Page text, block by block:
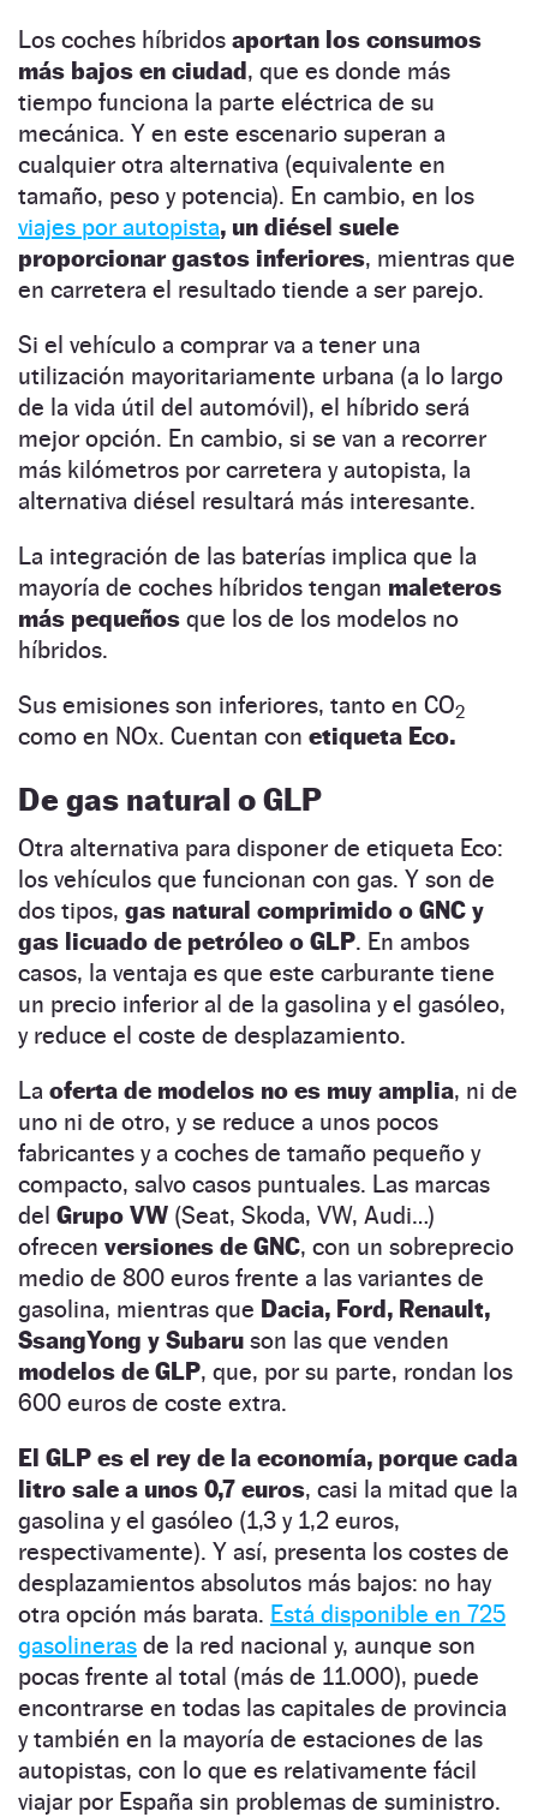
Los coches híbridos aportan los consumos
más bajos en ciudad, que es donde más
tiempo funciona la parte eléctrica de su
mecánica. Y en este escenario superan a
cualquier otra alternativa (equivalente en
tamaño, peso y potencia). En cambio, en los
viajes por autopista, un diésel suele
proporcionar gastos inferiores, mientras que
en carretera el resultado tiende a ser parejo.
Si el vehículo a comprar va a tener una
utilización mayoritariamente urbana (a lo largo
de la vida útil del automóvil), el híbrido será
mejor opción. En cambio, si se van a recorrer
más kilómetros por carretera y autopista, la
alternativa diésel resultará más interesante.
La integración de las baterías implica que la
mayoría de coches híbridos tengan maleteros
más pequeños que los de los modelos no
híbridos.
Sus emisiones son inferiores, tanto en CO2
como en NOx. Cuentan con etiqueta Eco.
De gas natural o GLP
Otra alternativa para disponer de etiqueta Eco:
los vehículos que funcionan con gas. Y son de
dos tipos, gas natural comprimido o GNC y
gas licuado de petróleo o GLP. En ambos
casos, la ventaja es que este carburante tiene
un precio inferior al de la gasolina y el gasóleo,
y reduce el coste de desplazamiento.
La oferta de modelos no es muy amplia, ni de
uno ni de otro, y se reduce a unos pocos
fabricantes y a coches de tamaño pequeño y
compacto, salvo casos puntuales. Las marcas
del Grupo VW (Seat, Skoda, VW, Audi…)
ofrecen versiones de GNC, con un sobreprecio
medio de 800 euros frente a las variantes de
gasolina, mientras que Dacia, Ford, Renault,
SsangYong y Subaru son las que venden
modelos de GLP, que, por su parte, rondan los
600 euros de coste extra.
El GLP es el rey de la economía, porque cada
litro sale a unos 0,7 euros, casi la mitad que la
gasolina y el gasóleo (1,3 y 1,2 euros,
respectivamente). Y así, presenta los costes de
desplazamientos absolutos más bajos: no hay
otra opción más barata. Está disponible en 725
gasolineras de la red nacional y, aunque son
pocas frente al total (más de 11.000), puede
encontrarse en todas las capitales de provincia
y también en la mayoría de estaciones de las
autopistas, con lo que es relativamente fácil
viajar por España sin problemas de suministro.